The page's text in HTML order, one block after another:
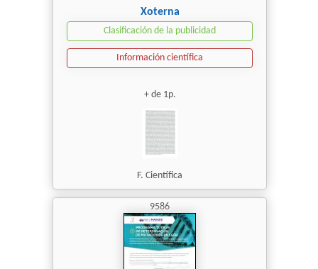
Xoterna
Clasificación de la publicidad
Información científica
+ de 1p.
F. Científica
9586